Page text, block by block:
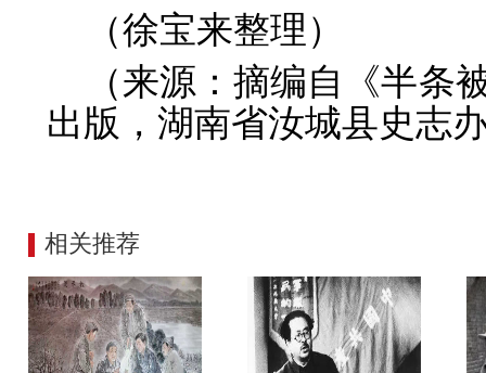
（徐宝来整理）
（来源：摘编自《半条
出版，湖南省汝城县史志
相关推荐